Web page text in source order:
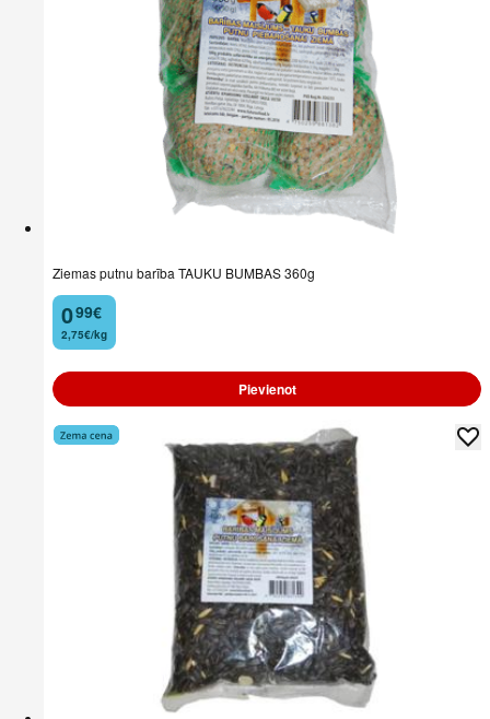
Ziemas putnu barība TAUKU BUMBAS 360g
0
. 99€
2,75€/kg
Pievienot